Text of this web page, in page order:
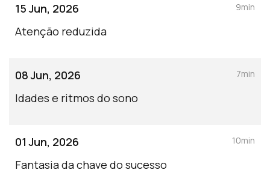
15 Jun, 2026
Atenção reduzida
9min
08 Jun, 2026
Idades e ritmos do sono
7min
01 Jun, 2026
Fantasia da chave do sucesso
10min